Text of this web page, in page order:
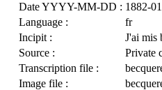
Date YYYY-MM-DD : 1882-
Language :
fr
Incipit :
J'ai mis
Source :
Private
Transcription file :
Image file :